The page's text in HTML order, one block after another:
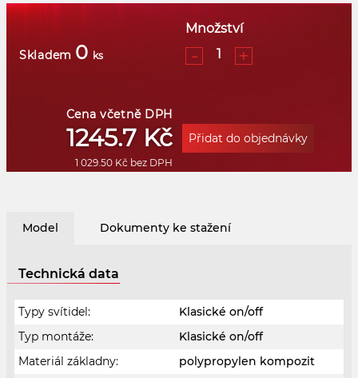
Skladem 0 ks
Množství
- +
Cena včetně DPH
1245.7 Kč
1 029.50 Kč bez DPH
Přidat do objednávky
Model Dokumenty ke stažení
Technická data
Typy svítidel:
Klasické on/off
Typ montáže:
Klasické on/off
Materiál základny:
polypropylen kompozit